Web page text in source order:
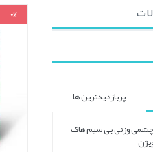
پربازدیدترین ها
چشمی وزنی بی سیم هاک
0%